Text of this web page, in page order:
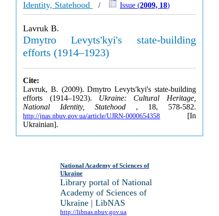
Identity, Statehood
/ Issue (2009, 18)
Lavruk B.
Dmytro Levyts'kyi's state-building
efforts (1914–1923)
Cite:
Lavruk, B. (2009). Dmytro Levyts'kyi's state-building
efforts (1914–1923). Ukraine: Cultural Heritage,
National Identity, Statehood , 18, 578-582.
http://jnas.nbuv.gov.ua/article/UJRN-0000654358 [In
Ukrainian].
National Academy of Sciences of
Ukraine
Library portal of National
Academy of Sciences of
Ukraine | LibNAS
http://libnas.nbuv.gov.ua